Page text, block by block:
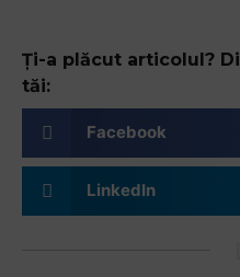
Ți-a plăcut articolul?
tăi:
Facebook
LinkedIn